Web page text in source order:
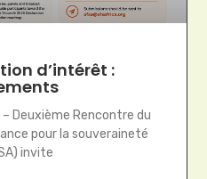
d’intérêt :
Deuxième Rencontre du
pour la souveraineté
invite